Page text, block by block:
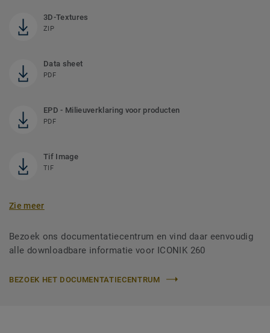
3D-Textures
ZIP
Data sheet
PDF
EPD - Milieuverklaring voor producten
PDF
Tif Image
TIF
Zie meer
Bezoek ons documentatiecentrum en vind daar eenvoudig
alle downloadbare informatie voor ICONIK 260
BEZOEK HET DOCUMENTATIECENTRUM